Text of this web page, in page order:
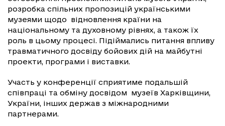
розробка спільних пропозицій українськими
музеями щодо відновлення країни на
національному та духовному рівнях, а також їх
роль в цьому процесі. Підіймались питання впливу
травматичного досвіду бойових дій на майбутні
проекти, програми і виставки.
Участь у конференції сприятиме подальшій
співпраці та обміну досвідом музеїв Харківщини,
України, інших держав з міжнародними
партнерами.